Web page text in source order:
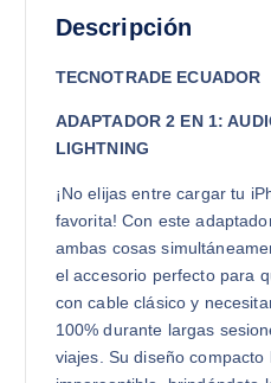
Descripción
TECNOTRADE ECUADOR
ADAPTADOR 2 EN 1:
LIGHTNING
¡No elijas entre cargar tu
favorita! Con este
ambas cosas
el accesorio perfecto para
con cable clásico y
100% durante largas
viajes. Su diseño